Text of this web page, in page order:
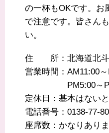
の一杯もOKです。お
で注意です。皆さん
い。
住 所：北海道北斗
営業時間：AM11:00
PM5:00～
定休日：基本はない
電話番号：0138-77-
座席数：かなりありま